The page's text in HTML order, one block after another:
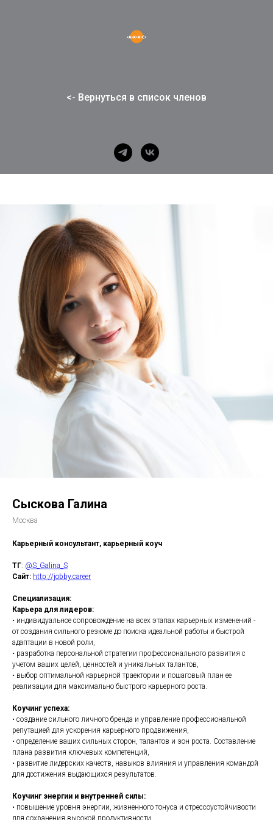
<- Вернуться в список членов
Сыскова Галина
Москва
Карьерный консультант, карьерный коуч
ТГ: @S_Galina_S
Сайт: http://jobby.career
Специализация:
Карьера для лидеров:
• индивидуальное сопровождение на всех этапах карьерных изменений -
от создания сильного резюме до поиска идеальной работы и быстрой
адаптации в новой роли,
• разработка персональной стратегии профессионального развития с
учетом ваших целей, ценностей и уникальных талантов,
• выбор оптимальной карьерной траектории и пошаговый план ее
реализации для максимально быстрого карьерного роста.
Коучинг успеха:
• создание сильного личного бренда и управление профессиональной
репутацией для ускорения карьерного продвижения,
• определение ваших сильных сторон, талантов и зон роста. Составление
плана развития ключевых компетенций,
• развитие лидерских качеств, навыков влияния и управления командой
для достижения выдающихся результатов.
Коучинг энергии и внутренней силы:
• повышение уровня энергии, жизненного тонуса и стрессоустойчивости
для сохранения высокой продуктивности,